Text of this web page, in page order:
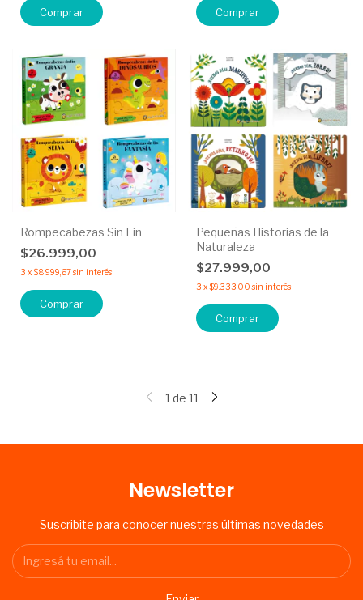
Comprar
Rompecabezas Sin Fin
$26.999,00
3 x$8.999,67sin interés
Comprar
Pequeñas Historias de la
Naturaleza
$27.999,00
3 x$9.333,00 sin interés
Comprar
1 de 11
Newsletter
Suscribite para conocer nuestras últimas novedades